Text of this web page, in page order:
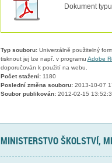
Dokument
Typ souboru:Univerzálně použitelný
tisknout jej lze např. v programu Adobe
doporučován k použití na webu.
Počet stažení:1180
Poslední změna souboru:2013-10-07
Soubor publikován:2012-02-15
MINISTERSTVO ŠKOLSTVÍ,